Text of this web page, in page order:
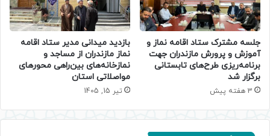
جلسه مشترک ستاد اقامه نماز و
آموزش و پرورش مازندران جهت
برنامه‌ریزی طرح‌های تابستانی
برگزار شد
3 هفته پیش
بازدید میدانی مدیر ستاد اقامه
نماز مازندران از مساجد و
نمازخانه‌های بین‌راهی محورهای
مواصلاتی استان
تیر 15, 1405